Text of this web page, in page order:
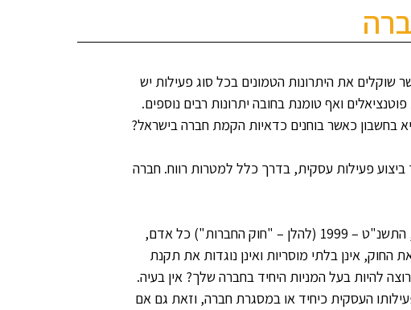
את היתרונות הטמונים בכל סוג פעילות יש
ואף טומנת בחובה יתרונות רבים נוספים.
בחשבון כאשר בוחנים כדאיות הקמת חברה בישראל?
פעילות עסקית, בדרך כלל למטרות רווח. חברה
כל אחד – בין אם אדם פרטי יחיד או תאגיד. לפי סעיף 2 בחוק החברות , התשנ"ט – 1999 (להלן – "חוק החברות") כל אדם,
אינן בלתי מוסריות ואינן נוגדות את תקנת
להיות בעל המניות היחיד בחברה שלך? אין בעיה.
העסקית כיחיד או במסגרת חברה, וזאת גם אם